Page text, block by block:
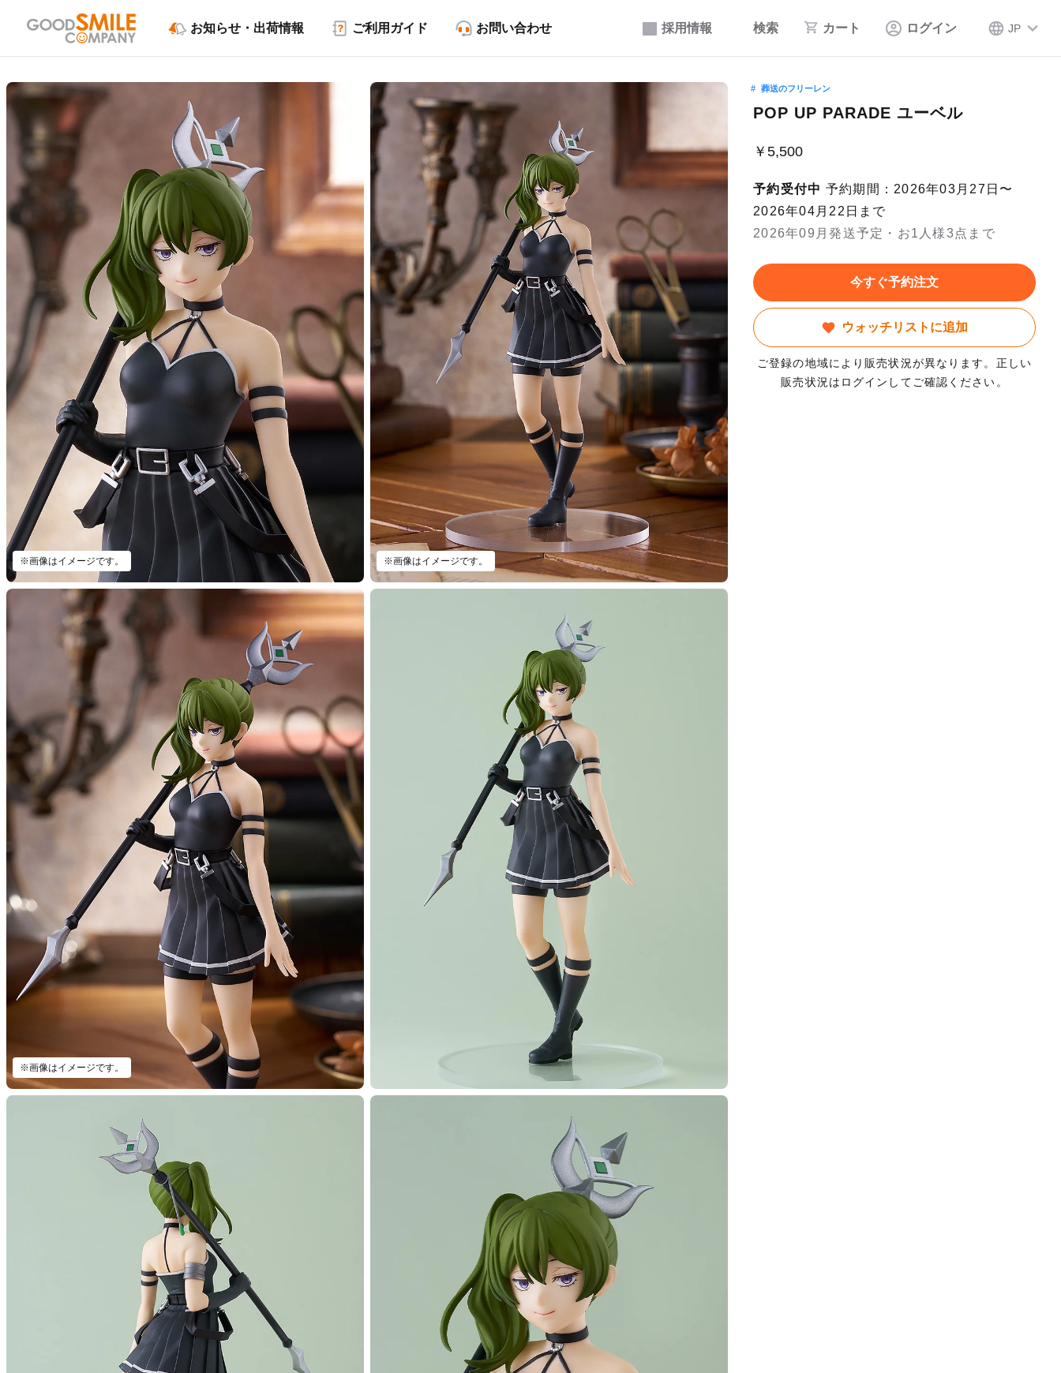
採用情報 検索 カート ログイン JP
お知らせ・出荷情報 ご利用ガイド お問い合わせ
※画像はイメージです。 ※画像はイメージです。
※画像はイメージです。
葬送のフリーレン
POP UP PARADE ユーベル
￥5,500
予約受付中 予約期間：2026年03月27日〜
2026年04月22日まで
2026年09月発送予定・お1人様3点まで
今すぐ予約注文
ウォッチリストに追加
ご登録の地域により販売状況が異なります。正しい
販売状況はログインしてご確認ください。